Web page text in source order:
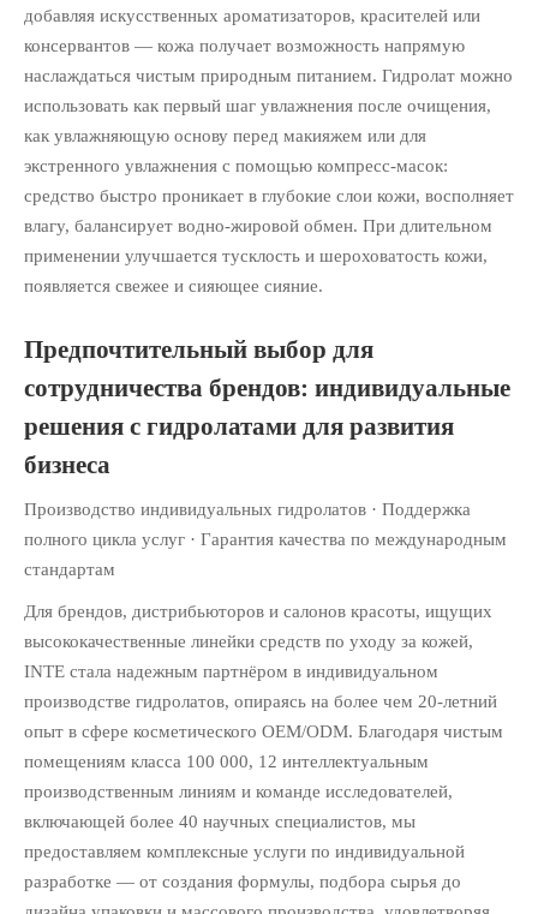
добавляя искусственных ароматизаторов, красителей или
консервантов — кожа получает возможность напрямую
наслаждаться чистым природным питанием. Гидролат можно
использовать как первый шаг увлажнения после очищения,
как увлажняющую основу перед макияжем или для
экстренного увлажнения с помощью компресс-масок:
средство быстро проникает в глубокие слои кожи, восполняет
влагу, балансирует водно-жировой обмен. При длительном
применении улучшается тусклость и шероховатость кожи,
появляется свежее и сияющее сияние.
Предпочтительный выбор для
сотрудничества брендов: индивидуальные
решения с гидролатами для развития
бизнеса
Производство индивидуальных гидролатов · Поддержка
полного цикла услуг · Гарантия качества по международным
стандартам
Для брендов, дистрибьюторов и салонов красоты, ищущих
высококачественные линейки средств по уходу за кожей,
INTE стала надежным партнёром в индивидуальном
производстве гидролатов, опираясь на более чем 20-летний
опыт в сфере косметического OEM/ODM. Благодаря чистым
помещениям класса 100 000, 12 интеллектуальным
производственным линиям и команде исследователей,
включающей более 40 научных специалистов, мы
предоставляем комплексные услуги по индивидуальной
разработке — от создания формулы, подбора сырья до